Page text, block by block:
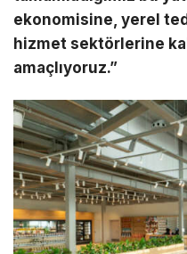
ekonomisine, yerel
hizmet sektörlerine
amaçlıyoruz.”